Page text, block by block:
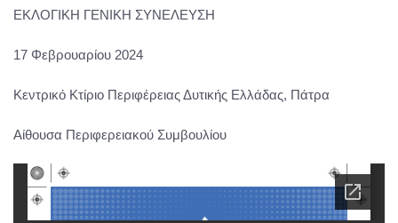
ΕΚΛΟΓΙΚΗ ΓΕΝΙΚΗ ΣΥΝΕΛΕΥΣΗ
17 Φεβρουαρίου 2024
Κεντρικό Κτίριο Περιφέρειας Δυτικής Ελλάδας, Πάτρα
Αίθουσα Περιφερειακού Συμβουλίου